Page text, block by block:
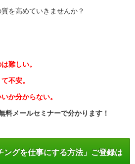
を高めていきませんか？
難しい。
不安。
か分からない。
料メールセミナーで分かります！
ングを仕事にする方法」ご登録は